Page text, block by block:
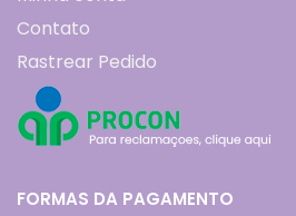
Contato
Rastrear Pedido
FORMAS DA PAGAMENTO